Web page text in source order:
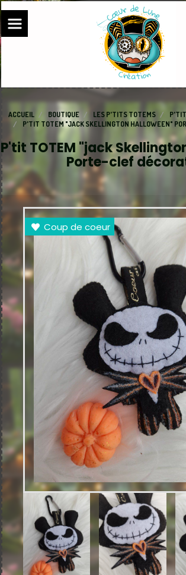
ACCUEIL BOUTIQUE LES P'TITS TOTEMS
P'TIT TOTEM "JACK SKELLINGTON HALLOWEEN"
P'tit TOTEM "jack
Porte-clef
Coup de coeur
Panneau de gestion des cookies